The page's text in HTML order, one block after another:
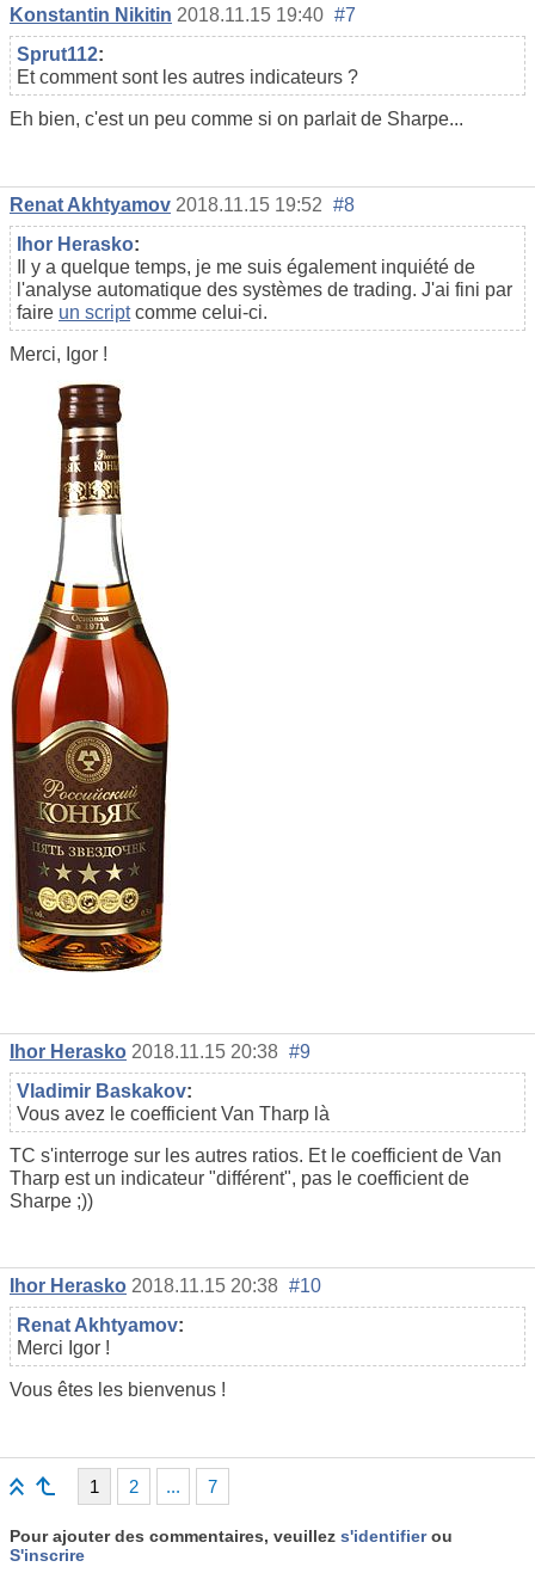
Konstantin Nikitin 2018.11.15 19:40 #7
Sprut112:
Et comment sont les autres indicateurs ?
Eh bien, c'est un peu comme si on parlait de Sharpe...
Renat Akhtyamov 2018.11.15 19:52 #8
Ihor Herasko:
Il y a quelque temps, je me suis également inquiété de
l'analyse automatique des systèmes de trading. J'ai fini par
faire un scriptcomme celui-ci.
Merci, Igor !
Ihor Herasko 2018.11.15 20:38 #9
Vladimir Baskakov:
Vous avez le coefficient Van Tharp là
TC s'interroge sur les autres ratios. Et le coefficient de Van
Tharp est un indicateur "différent", pas le coefficient de
Sharpe ;))
Ihor Herasko 2018.11.15 20:38 #10
Renat Akhtyamov:
Merci Igor !
Vous êtes les bienvenus !
1 2 ... 7
Pour ajouter des commentaires, veuillez s'identifierou
S'inscrire